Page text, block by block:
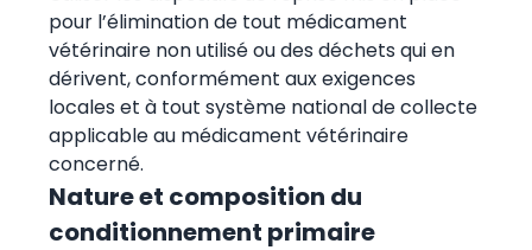
pour l’élimination de tout médicament
vétérinaire non utilisé ou des déchets qui en
dérivent, conformément aux exigences
locales et à tout système national de collecte
applicable au médicament vétérinaire
concerné.
Nature et composition du
conditionnement primaire